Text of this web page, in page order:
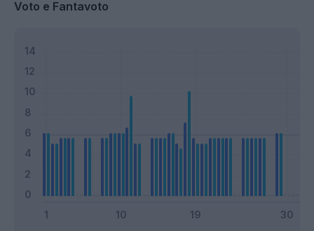
Voto e Fantavoto